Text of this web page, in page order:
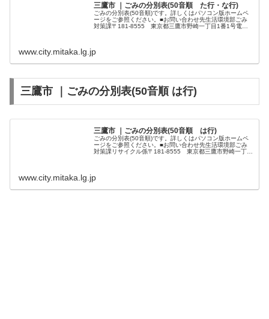
三鷹市 ｜ごみの分別表(50音順 た行・な行)
ごみの分別表(50音順)です。詳しくはパソコン版ホームペ
ージをご参照ください。■お問い合わせ先生活環境部ごみ
対策課〒181-8555 東京都三鷹市野崎一丁目1番1号電
www.city.mitaka.lg.jp
三鷹市 ｜ごみの分別表(50音順 は行)
三鷹市 ｜ごみの分別表(50音順 は行)
ごみの分別表(50音順)です。詳しくはパソコン版ホームペ
ージをご参照ください。■お問い合わせ先生活環境部ごみ
対策課リサイクル係〒181-8555 東京都三鷹市野崎一丁目
www.city.mitaka.lg.jp